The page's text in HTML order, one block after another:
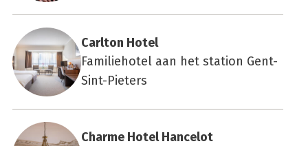
Carl­ton Hotel
Familiehotel aan het station Gent-
Sint-Pieters
Char­me Hotel Han­cel­ot